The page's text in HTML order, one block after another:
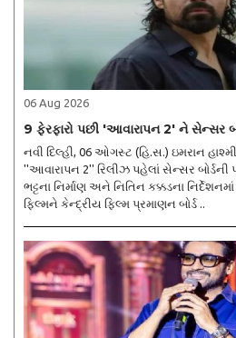
06 Aug 2026
9 ફેરફારો પછી 'આવારાપન 2' ને સેન્સર
નવી દિલ્હી, 06 ઓગસ્ટ (હિ.સ.) ઇમરાન
''આવારાપન 2'' રિલીઝ પહેલાં સેન્સર બોર્ડની
ભટ્ટના નિર્માણ અને નિતિન કક્કડના
ફિલ્મને કેન્દ્રીય ફિલ્મ પ્રમાણન બોર્ડ ..